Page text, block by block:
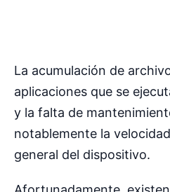
La acumulación de
aplicaciones que se
y la falta de
notablemente la
general del dispositivo.